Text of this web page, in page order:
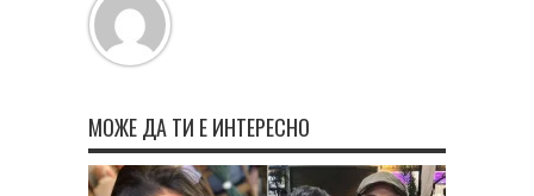
МОЖЕ ДА ТИ Е ИНТЕРЕСНО